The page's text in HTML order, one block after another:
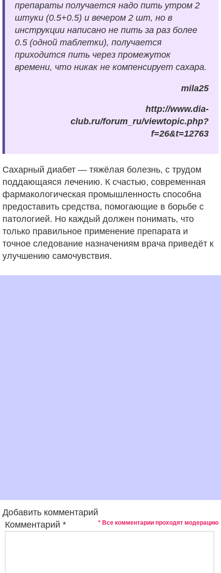
препараты получается надо пить утром 2
штуки (0.5+0.5) и вечером 2 шт, но в
инструкции написано не пить за раз более
0.5 (одной таблетки), получается
приходится пить через промежуток
времени, что никак не компенсирует сахара.
mila25
http://www.dia-
club.ru/forum_ru/viewtopic.php?
f=26&t=12763
Сахарный диабет — тяжёлая болезнь, с трудом
поддающаяся лечению. К счастью, современная
фармакологическая промышленность способна
предоставить средства, помогающие в борьбе с
патологией. Но каждый должен понимать, что
только правильное применение препарата и
точное следование назначениям врача приведёт к
улучшению самочувствия.
Добавить комментарий
* Все комментарии проходят модерацию
Комментарий *